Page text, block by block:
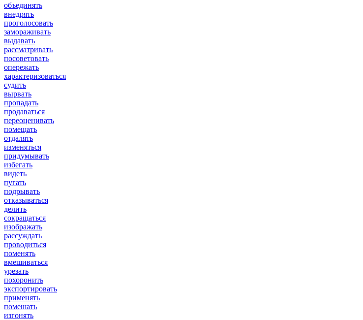
объединять
внедрять
проголосовать
замораживать
выдавать
рассматривать
посоветовать
опережать
характеризоваться
судить
вырвать
пропадать
продаваться
переоценивать
помещать
отдалять
изменяться
придумывать
избегать
видеть
пугать
подрывать
отказываться
делить
сокращаться
изображать
рассуждать
проводиться
поменять
вмешиваться
урезать
похоронить
экспортировать
применять
помешать
изгонять